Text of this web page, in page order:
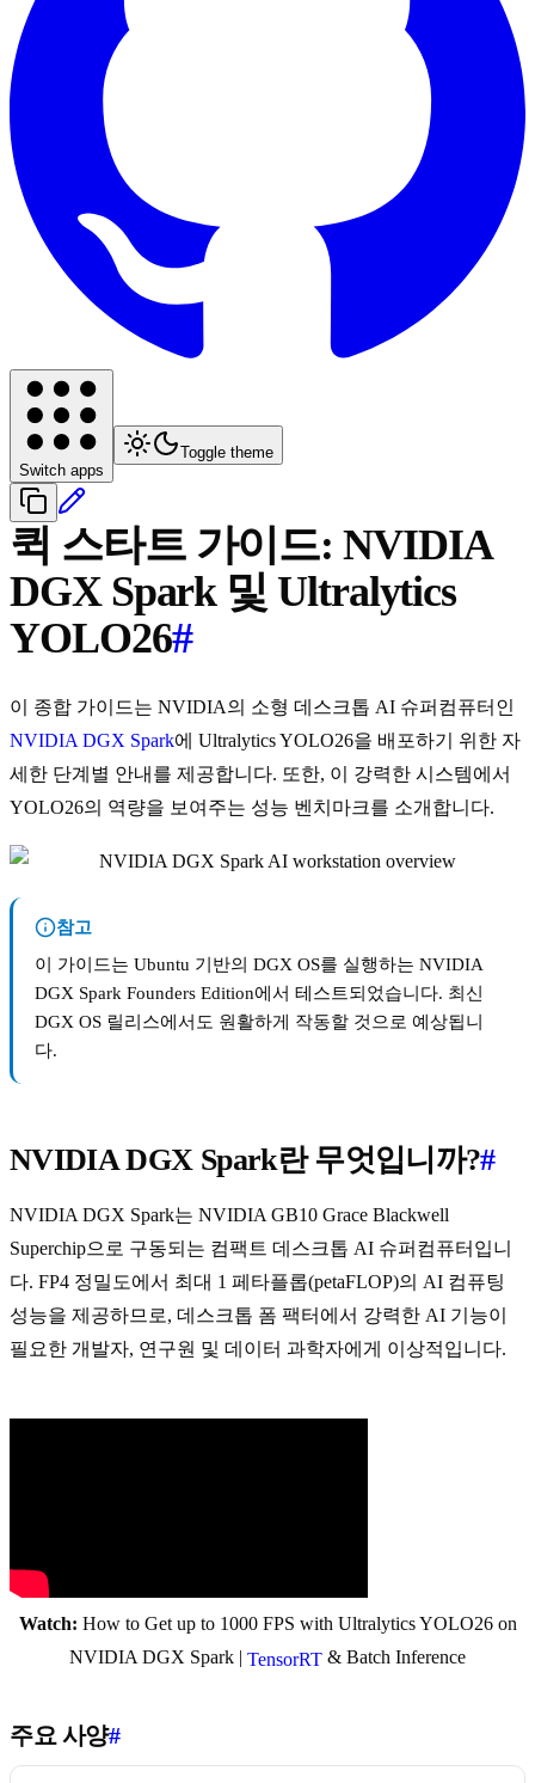
Switch apps
Toggle theme
퀵 스타트 가이드: NVIDIA
DGX Spark 및 Ultralytics
YOLO26#
이 종합 가이드는 NVIDIA의 소형 데스크톱 AI 슈퍼컴퓨터인
NVIDIA DGX Spark에 Ultralytics YOLO26을 배포하기 위한 자
세한 단계별 안내를 제공합니다. 또한, 이 강력한 시스템에서
YOLO26의 역량을 보여주는 성능 벤치마크를 소개합니다.
참고
이 가이드는 Ubuntu 기반의 DGX OS를 실행하는 NVIDIA
DGX Spark Founders Edition에서 테스트되었습니다. 최신
DGX OS 릴리스에서도 원활하게 작동할 것으로 예상됩니
다.
NVIDIA DGX Spark란 무엇입니까?#
NVIDIA DGX Spark는 NVIDIA GB10 Grace Blackwell
Superchip으로 구동되는 컴팩트 데스크톱 AI 슈퍼컴퓨터입니
다. FP4 정밀도에서 최대 1 페타플롭(petaFLOP)의 AI 컴퓨팅
성능을 제공하므로, 데스크톱 폼 팩터에서 강력한 AI 기능이
필요한 개발자, 연구원 및 데이터 과학자에게 이상적입니다.
Watch: How to Get up to 1000 FPS with Ultralytics YOLO26 on
NVIDIA DGX Spark | TensorRT & Batch Inference
주요 사양#